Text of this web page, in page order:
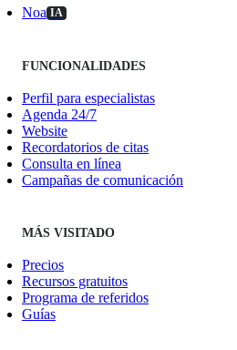
Noa IA
FUNCIONALIDADES
Perfil para especialistas
Agenda 24/7
Website
Recordatorios de citas
Consulta en línea
Campañas de comunicación
MÁS VISITADO
Precios
Recursos gratuitos
Programa de referidos
Guías